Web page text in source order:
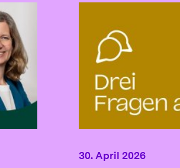
30. April 2026